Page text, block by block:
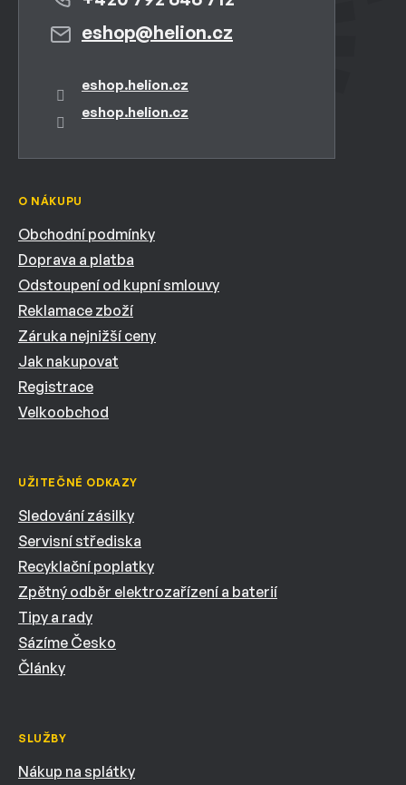
eshop@helion.cz
eshop.helion.cz
eshop.helion.cz
O NÁKUPU
Obchodní podmínky
Doprava a platba
Odstoupení od kupní smlouvy
Reklamace zboží
Záruka nejnižší ceny
Jak nakupovat
Registrace
Velkoobchod
UŽITEČNÉ ODKAZY
Sledování zásilky
Servisní střediska
Recyklační poplatky
Zpětný odběr elektrozařízení a baterií
Tipy a rady
Sázíme Česko
Články
SLUŽBY
Nákup na splátky